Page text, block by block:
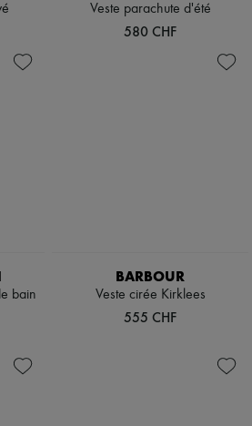
Veste parachute d'été
580 CHF
bain
BARBOUR
Veste cirée Kirklees
555 CHF